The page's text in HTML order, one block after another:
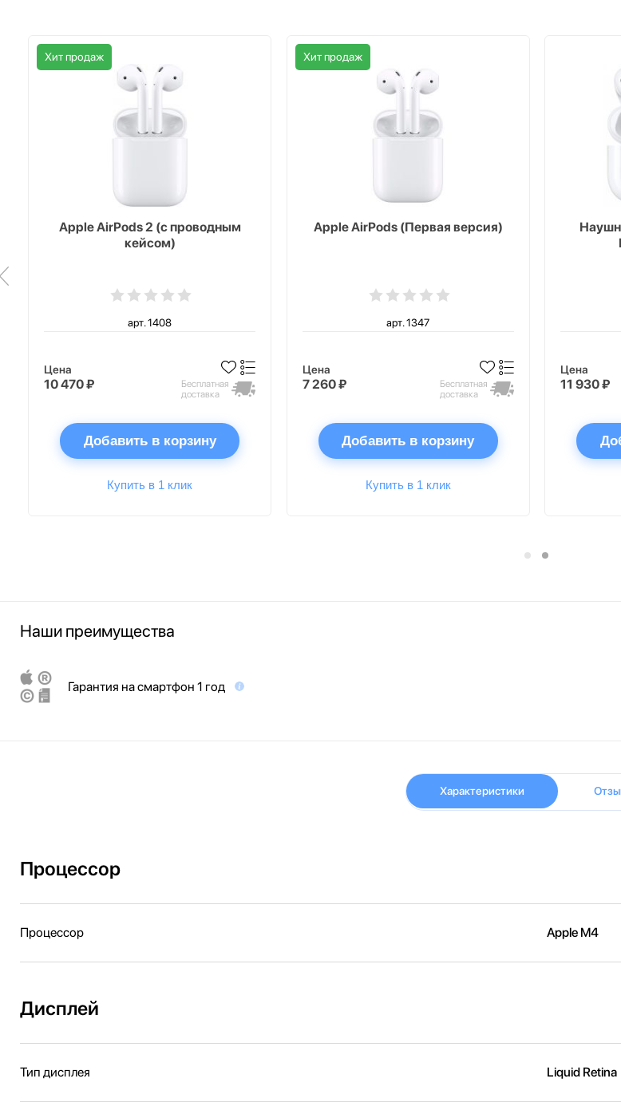
Хит продаж
Apple AirPods 2 (с проводным
кейсом)
арт. 1408
Цена
10 470 ₽
Бесплатная
доставка
Добавить в корзину
Купить в 1 клик
Хит продаж
Apple AirPods (Первая версия)
арт. 1347
Цена
7 260 ₽
Бесплатная
доставка
Добавить в корзину
Купить в 1 клик
Цена
11 930 ₽
Наши преимущества
Гарантия на смартфон 1 год
Характеристики
Процессор
Процессор Apple M4
Дисплей
Тип дисплея Liquid Retina